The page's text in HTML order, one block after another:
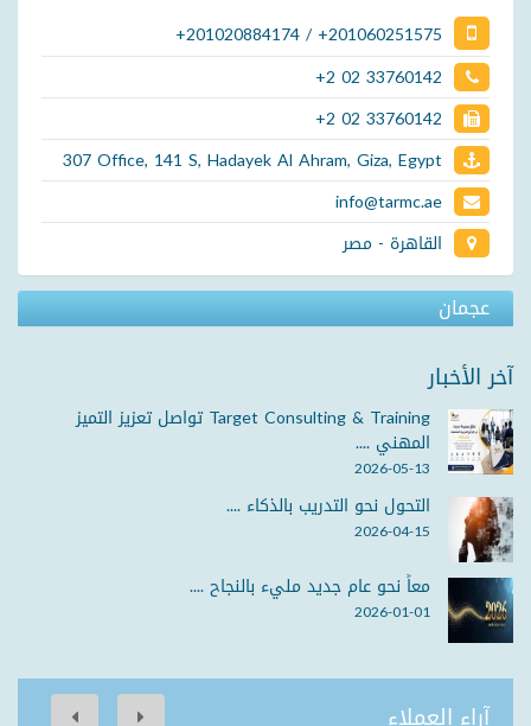
+201020884174 / +201060251575
+2 02 33760142
+2 02 33760142
307 Office, 141 S, Hadayek Al Ahram, Giza, Egypt
info@tarmc.ae
القاهرة - مصر
عجمان
آخر الأخبار
Target Consulting & Training تواصل تعزيز التميز
المهني ....
2026-05-13
التحول نحو التدريب بالذكاء ....
2026-04-15
معاً نحو عام جديد مليء بالنجاح ....
2026-01-01
آراء العملاء